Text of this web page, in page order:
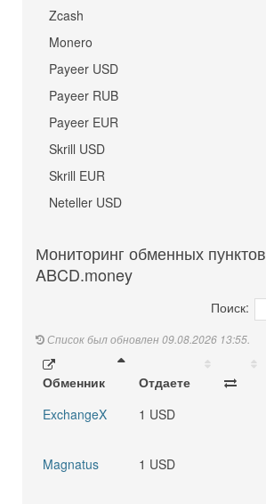
Zcash
Monero
Payeer USD
Payeer RUB
Payeer EUR
Skrill USD
Skrill EUR
Neteller USD
Мониторинг обменных пунктов
ABCD.money
Поиск:
Список был обновлен 09.08.2026 13:55.
Обменник Отдаете
ExchangeX
1 USD
Magnatus
1 USD